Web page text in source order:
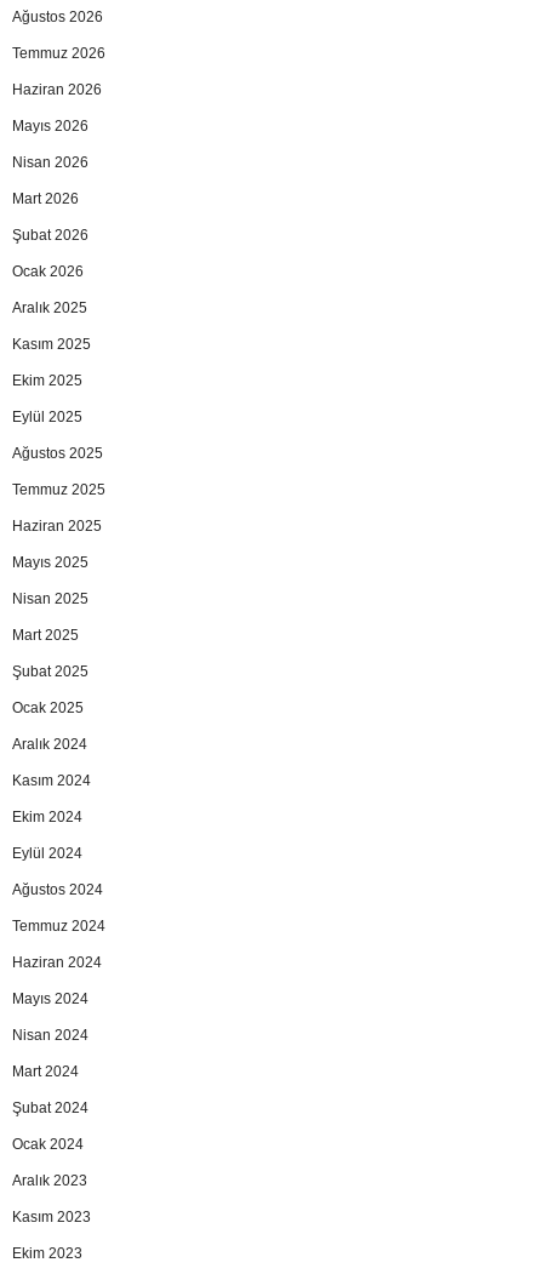
Ağustos 2026
Temmuz 2026
Haziran 2026
Mayıs 2026
Nisan 2026
Mart 2026
Şubat 2026
Ocak 2026
Aralık 2025
Kasım 2025
Ekim 2025
Eylül 2025
Ağustos 2025
Temmuz 2025
Haziran 2025
Mayıs 2025
Nisan 2025
Mart 2025
Şubat 2025
Ocak 2025
Aralık 2024
Kasım 2024
Ekim 2024
Eylül 2024
Ağustos 2024
Temmuz 2024
Haziran 2024
Mayıs 2024
Nisan 2024
Mart 2024
Şubat 2024
Ocak 2024
Aralık 2023
Kasım 2023
Ekim 2023